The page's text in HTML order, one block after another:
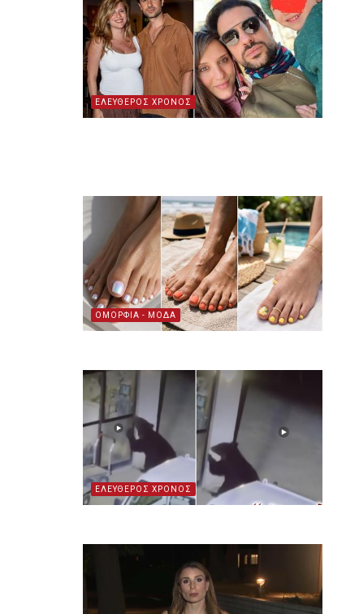
ΕΛΕΥΘΕΡΟΣ ΧΡΟΝΟΣ
ΟΜΟΡΦΙΑ - ΜΟΔΑ
ΕΛΕΥΘΕΡΟΣ ΧΡΟΝΟΣ